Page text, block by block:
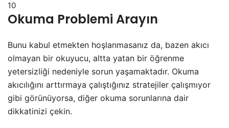
10
Okuma Problemi Arayın
Bunu kabul etmekten hoşlanmasanız da, bazen akıcı
olmayan bir okuyucu, altta yatan bir öğrenme
yetersizliği nedeniyle sorun yaşamaktadır. Okuma
akıcılığını arttırmaya çalıştığınız stratejiler çalışmıyor
gibi görünüyorsa, diğer okuma sorunlarına dair
dikkatinizi çekin.